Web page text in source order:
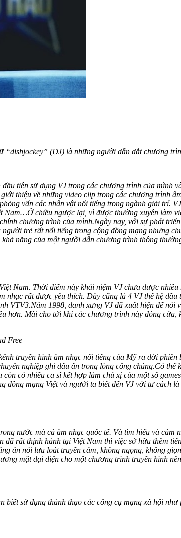
“dishjockey” (DJ) là những người dẫn dắt chương
tiên sử dụng VJ trong các chương trình của mình
thiệu về những video clip trong các chương trình
vấn các nhân vật nổi tiếng trong ngành giải trí.
Nam…Ở chiều ngược lại, vì được thường xuyên làm
chương trình của mình.Ngày nay, với sự phát
trẻ rất nổi tiếng trong cộng đồng mạng nhưng
năng của một người dẫn chương trình thông
Nam. Thời điểm này khái niệm VJ chưa được
rất được yêu thích. Đây cũng là 4 VJ thế hệ đầu
VTV3.Năm 1998, danh xưng VJ đã xuất hiện để nói
hơn. Mãi cho tới khi các chương trình này đóng cửa,
Free
truyền hình âm nhạc nổi tiếng của Mỹ ra đời
nghiệp ghi dấu ấn trong lòng công chúng.Có thể
có nhiều ca sĩ kết hợp làm chủ xị của một số
mạng Việt và người ta biết đến VJ với tư cách
nước mà cả âm nhạc quốc tế. Và tìm hiểu và cảm
rất thịnh hành tại Việt Nam thì việc sở hữu thêm
ăn nói lưu loát truyền cảm, không ngọng, không
mặt đại diện cho một chương trình truyền hình
biết sử dụng thành thạo các công cụ mạng xã hội